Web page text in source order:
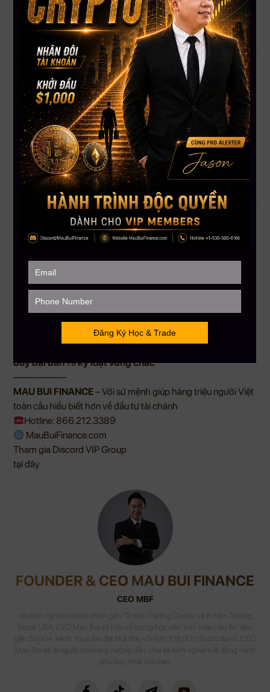
Giữ lệnh lâu hơn,tận dụng trọn sóng lớn
Ưu điểm: “Trend is your friend” – đi theo thị trường giúp
ít căng thẳng hơn
Range Trading – “Làm chủ khung dao động”
Phù hợp khi: Thị trường đang
, chưa rõ xu
hướng
Mục tiêu: Mua ở vùng hỗ trợ – bán ở vùng kháng cự
Xác địnhbiên độ dao động ổn định
Giao dịch theo nguyên tắc: “Buy low – Sell high”
Cần kết hợp với chỉ báo như RSI để nhận biết điểm đảo chiều
Ưu điểm: Tối ưu lợi nhuận khi thị trường “lặng sóng”, giúp
dòng tiền ổn định
Thông điệp từ Mau Bui Finance
“Không có chiến lược nào đúng mọi lúc — chỉ có chiến lược
Mau Bui Finance
Hiểu rõ điểm mạnh – điểm yếu của từng chiến lược
Lựa chọn chiến lược phù hợp với tính cách cá nhân
Xây dựng kế hoạch giao dịch cụ thể, linh hoạt điều chỉnh
duy bài bảnvàkỷ luật vững chắc
——————–
MAU BUI FINANCE– Với sứ mệnh giúp hàng triệu người Việt
toàn cầu hiểu biết hơn về đầu tư tài chánh
Hotline: 866.212.3389
MauBuiFinance.com
Tham gia Discord VIP Group
tại đây
FOUNDER & CEO MAU BUI FINANCE
CEO MBF
Với kinh nghiệm chinh chiến gần 12 năm Trading Crypto và 8 năm Trading
Stock USA. CEO Mau Bui sở hữu số lượng học viên trên toàn cầu lên đến
gần 5000+, kênh Youtube đạt Nút Bạc với hơn 108,000 Subscribers. CEO
Mau Bui sẽ là người coaching hướng dẫn, chia sẻ kinh nghiệm & đồng hành
phù hợp nhất cho bạn.